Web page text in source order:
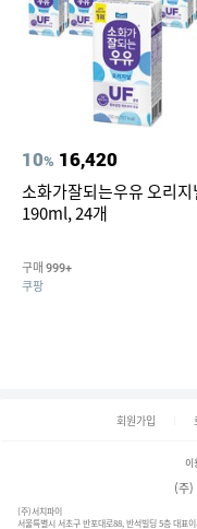
10% 16,420
소화가잘되는우유 오리
190ml, 24개
구매 999+
쿠팡
회원가입
이
(주)
(주)서치파이
서울특별시 서초구 반포대로88, 반석빌딩 5층 대표